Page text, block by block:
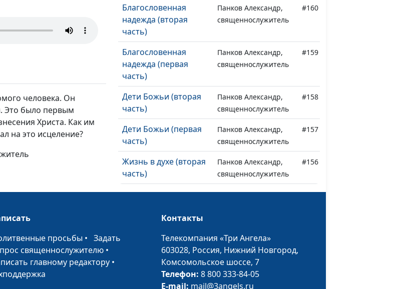
человека. Он
Это было первым
Христа. Как им
на это исцеление?
Благословенная
надежда (вторая
часть)
Панков Александр,
священнослужитель
#160
Благословенная
надежда (первая
часть)
Панков Александр,
священнослужитель
#159
Дети Божьи (вторая
часть)
Панков Александр,
священнослужитель
#158
Дети Божьи (первая
часть)
Панков Александр,
священнослужитель
#157
Жизнь в духе (вторая
часть)
Панков Александр,
священнослужитель
#156
Жизнь в духе (первая
Панков Александр,
#155
(вторая часть)
священнослужитель
Истина во Христе
(первая часть)
Панков Александр,
священнослужитель
просьбы •Задать
священнослужителю •
главному редактору •
Контакты
Телекомпания «Три Ангела»
603028, Россия, Нижний Новгород,
Комсомольское шоссе, 7
Телефон: 8 800 333-84-05
E-mail: mail@3angels.ru